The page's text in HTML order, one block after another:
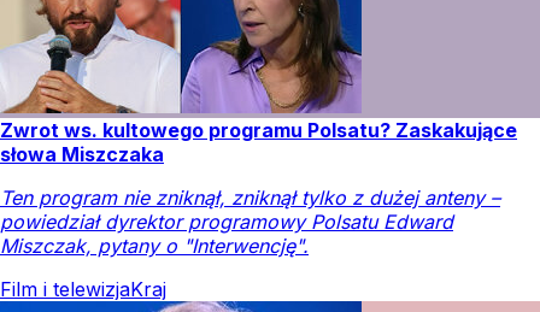
Zwrot ws. kultowego programu Polsatu? Zaskakujące
słowa Miszczaka
Ten program nie zniknął, zniknął tylko z dużej anteny –
powiedział dyrektor programowy Polsatu Edward
Miszczak, pytany o "Interwencję".
Film i telewizjaKraj